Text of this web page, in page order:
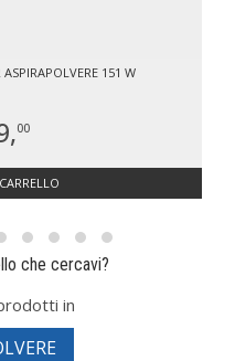
151 W
00
che cercavi?
in